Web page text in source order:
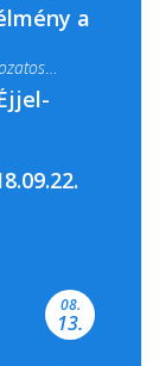
a
a
08.
13.